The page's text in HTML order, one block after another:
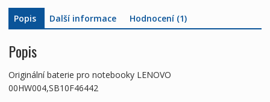
Popis Další informace Hodnocení (1)
Popis
Originální baterie pro notebooky LENOVO
00HW004,SB10F46442